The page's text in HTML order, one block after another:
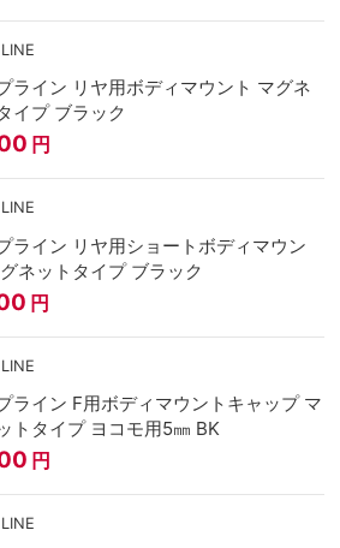
ライン リヤ用ボディマウント マグネ
イプ ブラック
円
ライン リヤ用ショートボディマウン
グネットタイプ ブラック
円
ライン F用ボディマウントキャップ マ
トタイプ ヨコモ用5㎜ BK
円